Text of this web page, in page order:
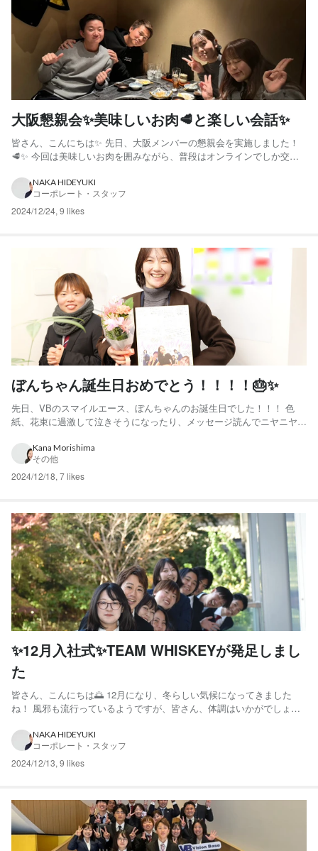
大阪懇親会✨美味しいお肉🥩と楽しい会話✨
皆さん、こんにちは✨ 先日、大阪メンバーの懇親会を実施しました！
🥩✨ 今回は美味しいお肉を囲みながら、普段はオンラインでしか交流
がる素敵な時間となりました。 徐々にメンバーが増えてきている大阪
チーム、私たちは「なにわBASE」と呼んでいますが、その勢...
NAKA HIDEYUKI
コーポレート・スタッフ
2024/12/24, 9 likes
ぼんちゃん誕生日おめでとう！！！！🎂✨
先日、VBのスマイルエース、ぼんちゃんのお誕生日でした！！！ 色
紙、花束に過激して泣きそうになったり、メッセージ読んでニヤニヤし
想い、ムードメーカー✨ いつも素敵な笑顔をありがとう！ 一瞬でオフ
Kana Morishima
その他
2024/12/18, 7 likes
✨12月入社式✨TEAM WHISKEYが発足しまし
た
皆さん、こんにちは🌅 12月になり、冬らしい気候になってきました
ね！ 風邪も流行っているようですが、皆さん、体調はいかがでしょう
た✨ この日は、普段クライアント先での業務に従事しているメンバー
も帰ってきて盛大にお祝いしました🎉 今回は...
NAKA HIDEYUKI
コーポレート・スタッフ
2024/12/13, 9 likes